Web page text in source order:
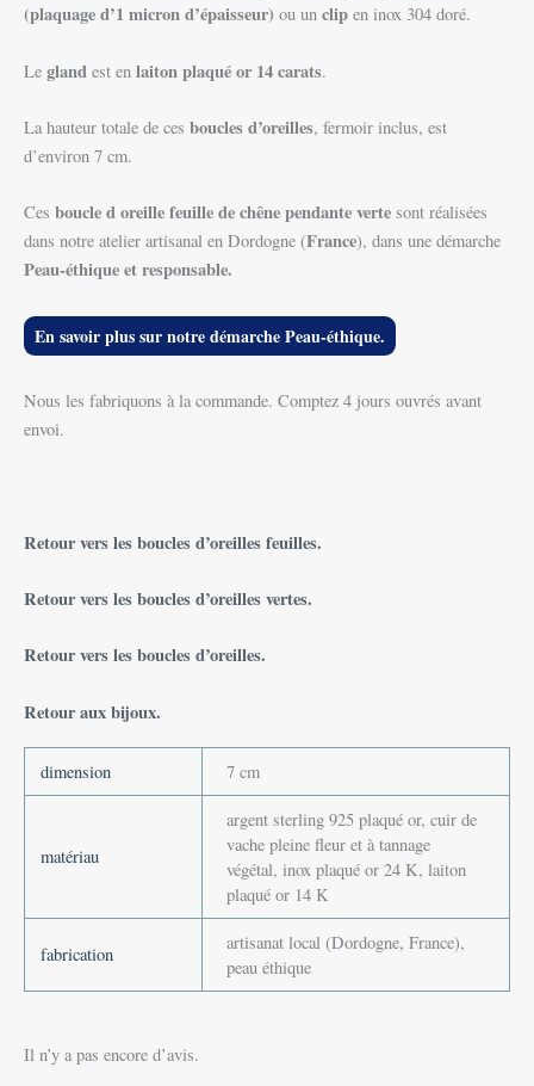
(plaquage d’1 micron d’épaisseur) ou un clip en inox 304 doré.
Le gland est en laiton plaqué or 14 carats.
La hauteur totale de ces boucles d’oreilles, fermoir inclus, est
d’environ 7 cm.
Ces boucle d oreille feuille de chêne pendante verte sont réalisées
dans notre atelier artisanal en Dordogne (France), dans une démarche
Peau-éthique et responsable.
En savoir plus sur notre démarche Peau-éthique.
Nous les fabriquons à la commande. Comptez 4 jours ouvrés avant
envoi.
Retour vers les boucles d’oreilles feuilles.
Retour vers les boucles d’oreillesvertes.
Retour vers les boucles d’oreilles.
Retour aux bijoux.
dimension 7 cm
matériau
argent sterling 925 plaqué or, cuir de
vache pleine fleur et à tannage
végétal, inox plaqué or 24 K, laiton
plaqué or 14 K
fabrication
artisanat local (Dordogne, France),
peau éthique
Il n’y a pas encore d’avis.